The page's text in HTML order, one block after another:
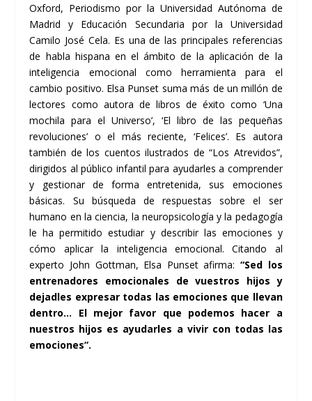
Oxford, Periodismo por la Universidad Autónoma de
Madrid y Educación Secundaria por la Universidad
Camilo José Cela. Es una de las principales referencias
de habla hispana en el ámbito de la aplicación de la
inteligencia emocional como herramienta para el
cambio positivo. Elsa Punset suma más de un millón de
lectores como autora de libros de éxito como ‘Una
mochila para el Universo’, ‘El libro de las pequeñas
revoluciones’ o el más reciente, ‘Felices’. Es autora
también de los cuentos ilustrados de “Los Atrevidos”,
dirigidos al público infantil para ayudarles a comprender
y gestionar de forma entretenida, sus emociones
básicas. Su búsqueda de respuestas sobre el ser
humano en la ciencia, la neuropsicología y la pedagogía
le ha permitido estudiar y describir las emociones y
cómo aplicar la inteligencia emocional. Citando al
experto John Gottman, Elsa Punset afirma: “Sed los
entrenadores emocionales de vuestros hijos y
dejadles expresar todas las emociones que llevan
dentro… El mejor favor que podemos hacer a
nuestros hijos es ayudarles a vivir con todas las
emociones”.